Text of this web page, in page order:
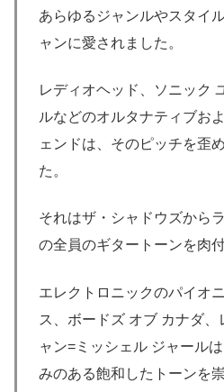
あらゆるジャンルやスタイ
ャンに愛されました。
レディオヘッド、ソニック
ルなどのオルタナティブお
ェンドは、そのピッチを歪
た。
それはザ・シャドウズから
の全員のギタートーンを肉
エレクトロニックのパイオ
ス、ボードズ オブ カナダ
ャン=ミッシェル ジャール
みのある飽和したトーンを